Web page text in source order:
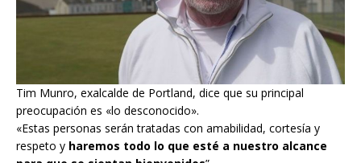
Tim Munro, exalcalde de Portland, dice que su principal
preocupación es «lo desconocido».
«Estas personas serán tratadas con amabilidad, cortesía y
respeto y haremos todo lo que esté a nuestro alcance